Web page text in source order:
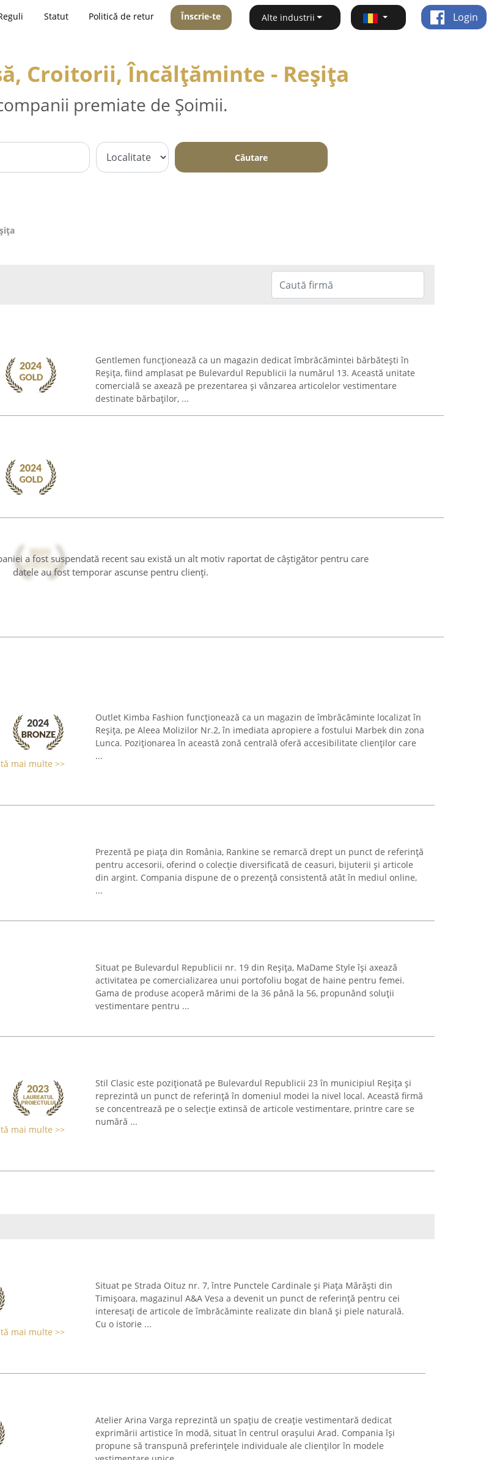
Statut Politică de retur Înscrie-te Alte industrii Login
Croitorii, Încălțăminte - Reşiţa
premiate de Șoimii.
Căutare
Gentlemen funcționează ca un magazin dedicat îmbrăcămintei bărbătești în
Reșița, fiind amplasat pe Bulevardul Republicii la numărul 13. Această unitate
comercială se axează pe prezentarea și vânzarea articolelor vestimentare
destinate bărbaților, ...
a fost suspendată recent sau există un alt motiv raportat de câștigător pentru care
datele au fost temporar ascunse pentru clienți.
mai multe >>
Outlet Kimba Fashion funcționează ca un magazin de îmbrăcăminte localizat în
Reșița, pe Aleea Molizilor Nr.2, în imediata apropiere a fostului Marbek din zona
Lunca. Poziționarea în această zonă centrală oferă accesibilitate clienților care
...
Prezentă pe piața din România, Rankine se remarcă drept un punct de referință
pentru accesorii, oferind o colecție diversificată de ceasuri, bijuterii și articole
din argint. Compania dispune de o prezență consistentă atât în mediul online,
...
Situat pe Bulevardul Republicii nr. 19 din Reșița, MaDame Style își axează
activitatea pe comercializarea unui portofoliu bogat de haine pentru femei.
Gama de produse acoperă mărimi de la 36 până la 56, propunând soluții
vestimentare pentru ...
mai multe >>
Stil Clasic este poziționată pe Bulevardul Republicii 23 în municipiul Reșița și
reprezintă un punct de referință în domeniul modei la nivel local. Această firmă
se concentrează pe o selecție extinsă de articole vestimentare, printre care se
numără ...
mai multe >>
Situat pe Strada Oituz nr. 7, între Punctele Cardinale și Piața Mărăști din
Timișoara, magazinul A&A Vesa a devenit un punct de referință pentru cei
interesați de articole de îmbrăcăminte realizate din blană și piele naturală.
Cu o istorie ...
Atelier Arina Varga reprezintă un spațiu de creație vestimentară dedicat
exprimării artistice în modă, situat în centrul orașului Arad. Compania își
propune să transpună preferințele individuale ale clienților în modele